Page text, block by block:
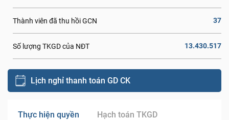
Thành viên đã thu hồi GCN 37
Số lượng TKGD của NĐT 13.430.517
Lịch nghỉ thanh toán GD CK
Thực hiện quyền Hạch toán TKGD